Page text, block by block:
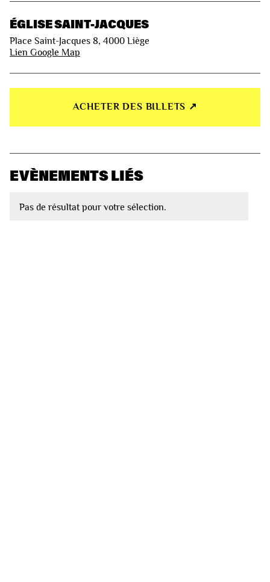
ÉGLISE SAINT-JACQUES
Place Saint-Jacques 8, 4000 Liège
Lien Google Map
ACHETER DES BILLETS ↗︎
EVÈNEMENTS LIÉS
Pas de résultat pour votre sélection.